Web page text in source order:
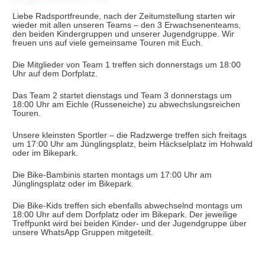
Liebe Radsportfreunde, nach der Zeitumstellung starten wir
wieder mit allen unseren Teams – den 3 Erwachsenenteams,
den beiden Kindergruppen und unserer Jugendgruppe. Wir
freuen uns auf viele gemeinsame Touren mit Euch.
Die Mitglieder von Team 1 treffen sich donnerstags um 18:00
Uhr auf dem Dorfplatz.
Das Team 2 startet dienstags und Team 3 donnerstags um
18:00 Uhr am Eichle (Russeneiche) zu abwechslungsreichen
Touren.
Unsere kleinsten Sportler – die Radzwerge treffen sich freitags
um 17:00 Uhr am Jünglingsplatz, beim Häckselplatz im Hohwald
oder im Bikepark.
Die Bike-Bambinis starten montags um 17:00 Uhr am
Jünglingsplatz oder im Bikepark.
Die Bike-Kids treffen sich ebenfalls abwechselnd montags um
18:00 Uhr auf dem Dorfplatz oder im Bikepark. Der jeweilige
Treffpunkt wird bei beiden Kinder- und der Jugendgruppe über
unsere WhatsApp Gruppen mitgeteilt.